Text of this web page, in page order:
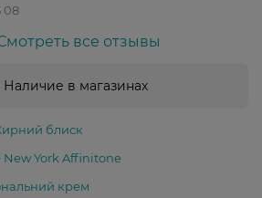
08
все отзывы
Наличие в магазинах
блиск
York Affinitone
крем